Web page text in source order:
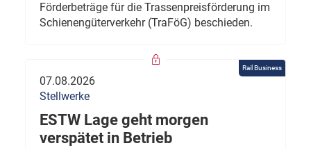
Förderbeträge für die Trassenpreisförderung im
Schienengüterverkehr (TraFöG) beschieden.
Rail Business
07.08.2026
Stellwerke
ESTW Lage geht morgen
verspätet in Betrieb